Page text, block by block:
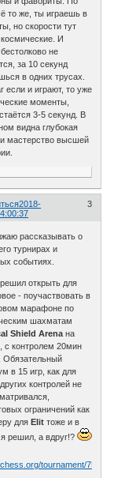
то же, ты играешь в
но скорости тут
И
не
за 10 секунд
в одних трусах.
если и играют, то уже
моменты,
3-5 секунд. В
видна глубокая
мастерство высшей
3
2018-
рассказывать о
турнирах и
событиях.
открыть для
- поучаствовать в
марафоне по
шахматам
Shield Arena на
с контролем 20мин
Обязательный
в 15 игр, как для
контролей не
ограничений как
дляElit тоже и в
решил, а вдруг!?
tournament/